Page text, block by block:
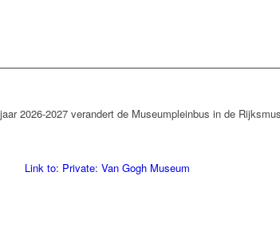
2026-2027 verandert de Museumpleinbus in de
Link to: Private: Van Gogh Museum